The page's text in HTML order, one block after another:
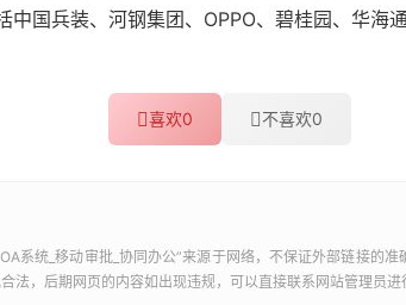
国兵装、河钢集团、OPPO、碧桂园、华海
喜欢0 不喜欢0
系统_移动审批_协同办公”来源于网络，不保证外部链接的
，后期网页的内容如出现违规，可以直接联系网站管理员进